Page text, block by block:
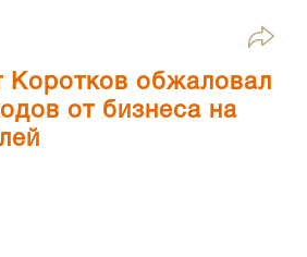
Коротков обжаловал
от бизнеса на